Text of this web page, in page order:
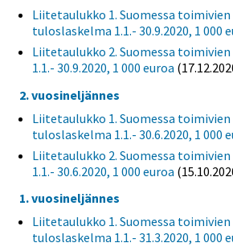
Liitetaulukko 1. Suomessa
tuloslaskelma 1.1.- 30.9.2020, 1 000
Liitetaulukko 2. Suomessa
1.1.- 30.9.2020, 1 000 euroa
2. vuosineljännes
Liitetaulukko 1. Suomessa
tuloslaskelma 1.1.- 30.6.2020, 1 000
Liitetaulukko 2. Suomessa
1.1.- 30.6.2020, 1 000 euroa
1. vuosineljännes
Liitetaulukko 1. Suomessa
tuloslaskelma 1.1.- 31.3.2020, 1 000